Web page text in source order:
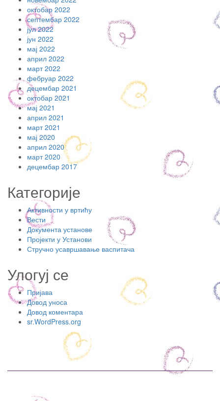
октобар 2022
септембар 2022
јул 2022
јун 2022
мај 2022
април 2022
март 2022
фебруар 2022
децембар 2021
октобар 2021
мај 2021
април 2021
март 2021
мај 2020
април 2020
март 2020
децембар 2017
Категорије
Активности у вртићу
Вести
Документа установе
Пројекти у Установи
Стручно усавршавање васпитача
Улогуј се
Пријава
Довод уноса
Довод коментара
sr.WordPress.org